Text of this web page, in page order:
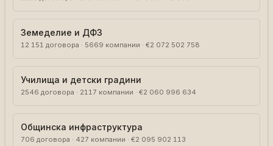
Земеделие и ДФЗ
12 151 договора · 5669 компании · €2 072 502 758
Училища и детски градини
2546 договора · 2117 компании · €2 060 996 634
Общинска инфраструктура
706 договора · 427 компании · €2 095 902 113